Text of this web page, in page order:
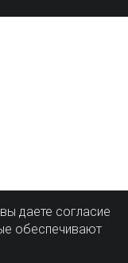
даете согласие
обеспечивают